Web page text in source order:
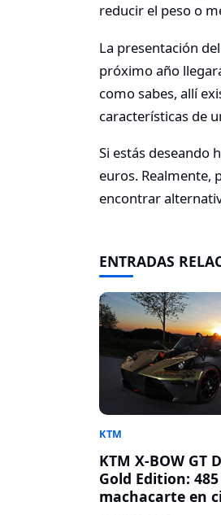
reducir el peso o
La presentación
próximo año
como sabes, allí
características de
Si estás deseando
euros. Realmente,
encontrar
ENTRADAS
KTM
KTM X-BOW GT
Gold Edition:
machacarte en